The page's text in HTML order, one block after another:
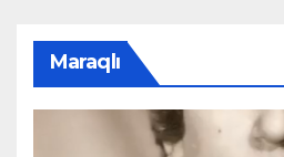
Maraqlı